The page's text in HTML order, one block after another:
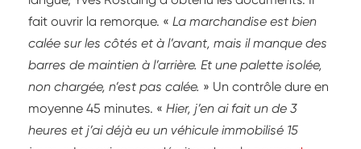
fait ouvrir la remorque. « La marchandise est bien
calée sur les côtés et à l’avant, mais il manque des
barres de maintien à l’arrière. Et une palette isolée,
non chargée, n’est pas calée. » Un contrôle dure en
moyenne 45 minutes. « Hier, j’en ai fait un de 3
heures et j’ai déjà eu un véhicule immobilisé 15